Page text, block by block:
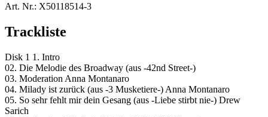
Art. Nr.: X50118514-3
Trackliste
Disk 1 1. Intro
02. Die Melodie des Broadway (aus -42nd Street-)
03. Moderation Anna Montanaro
04. Milady ist zurück (aus -3 Musketiere-) Anna Montanaro
05. So sehr fehlt mir dein Gesang (aus -Liebe stirbt nie-) Drew
Sarich